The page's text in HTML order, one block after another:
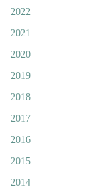
2022
2021
2020
2019
2018
2017
2016
2015
2014